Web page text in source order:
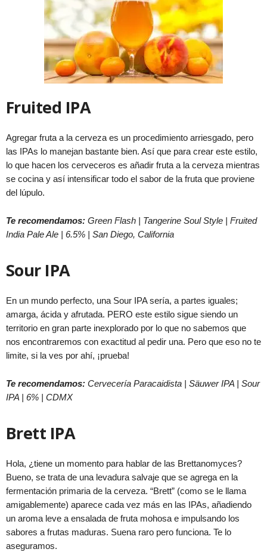
Fruited IPA
Agregar fruta a la cerveza es un procedimiento arriesgado, pero
las IPAs lo manejan bastante bien. Así que para crear este estilo,
lo que hacen los cerveceros es añadir fruta a la cerveza mientras
se cocina y así intensificar todo el sabor de la fruta que proviene
del lúpulo.
Te recomendamos: Green Flash | Tangerine Soul Style | Fruited
India Pale Ale | 6.5% | San Diego, California
Sour IPA
En un mundo perfecto, una Sour IPA sería, a partes iguales;
amarga, ácida y afrutada. PERO este estilo sigue siendo un
territorio en gran parte inexplorado por lo que no sabemos que
nos encontraremos con exactitud al pedir una. Pero que eso no te
limite, si la ves por ahí, ¡prueba!
Te recomendamos: Cervecería Paracaidista | Säuwer IPA | Sour
IPA | 6% | CDMX
Brett IPA
Hola, ¿tiene un momento para hablar de las Brettanomyces?
Bueno, se trata de una levadura salvaje que se agrega en la
fermentación primaria de la cerveza. “Brett” (como se le llama
amigablemente) aparece cada vez más en las IPAs, añadiendo
un aroma leve a ensalada de fruta mohosa e impulsando los
sabores a frutas maduras. Suena raro pero funciona. Te lo
aseguramos.